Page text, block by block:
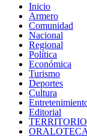
Inicio
Armero
Comunidad
Nacional
Regional
Política
Económica
Turismo
Deportes
Cultura
Editorial